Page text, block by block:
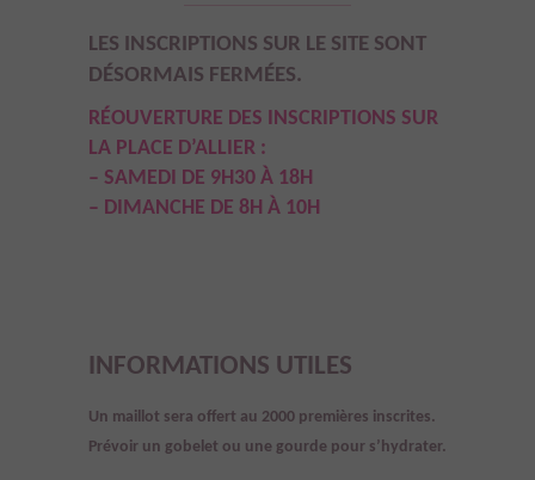
LES INSCRIPTIONS SUR LE SITE SONT
DÉSORMAIS FERMÉES.
RÉOUVERTURE DES INSCRIPTIONS SUR
LA PLACE D’ALLIER :
– SAMEDI DE 9H30 À 18H
– DIMANCHE DE 8H À 10H
INFORMATIONS UTILES
Un maillot sera offert au 2000 premières inscrites.
Prévoir un gobelet ou une gourde pour s’hydrater.